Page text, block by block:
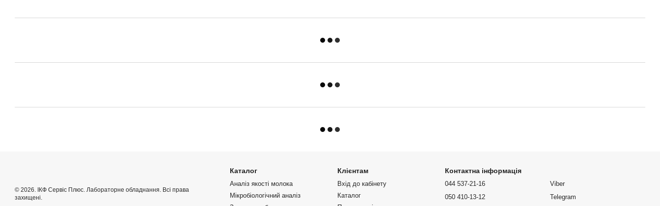
© 2026. ІКФ Сервіс Плюс. Лабораторне обладнання. Всі права
захищені.
Каталог
Аналіз якості молока
Мікробіологічний аналіз
Клієнтам
Вхід до кабінету
Каталог
Контактна інформація
044 537-21-16
050 410-13-12
Viber
Telegram